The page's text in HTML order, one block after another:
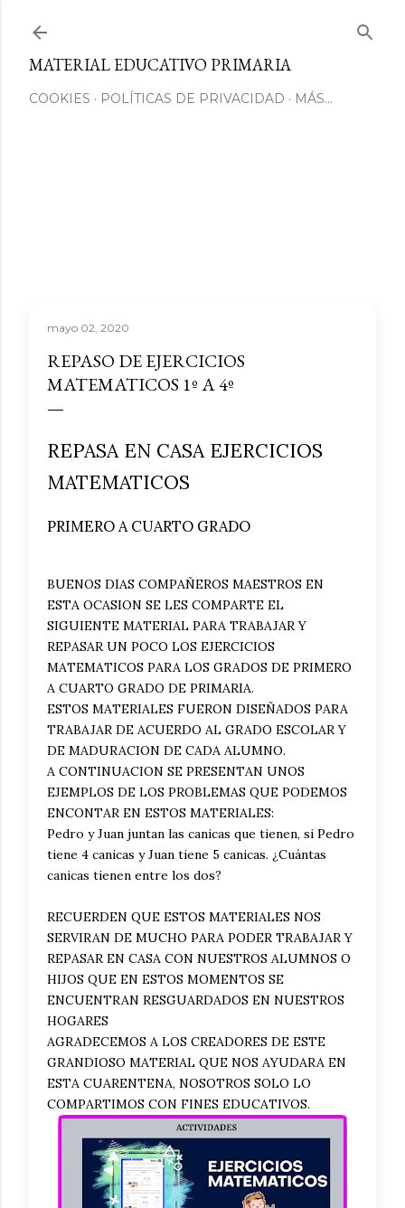
MATERIAL EDUCATIVO PRIMARIA
COOKIES POLÍTICAS DE PRIVACIDAD MÁS…
mayo 02, 2020
REPASO DE EJERCICIOS
MATEMATICOS 1º A 4º
REPASA EN CASA EJERCICIOS
MATEMATICOS
PRIMERO A CUARTO GRADO
BUENOS DIAS COMPAÑEROS MAESTROS EN
ESTA OCASION SE LES COMPARTE EL
SIGUIENTE MATERIAL PARA TRABAJAR Y
REPASAR UN POCO LOS EJERCICIOS
MATEMATICOS PARA LOS GRADOS DE PRIMERO
A CUARTO GRADO DE PRIMARIA.
ESTOS MATERIALES FUERON DISEÑADOS PARA
TRABAJAR DE ACUERDO AL GRADO ESCOLAR Y
DE MADURACION DE CADA ALUMNO.
A CONTINUACION SE PRESENTAN UNOS
EJEMPLOS DE LOS PROBLEMAS QUE PODEMOS
ENCONTAR EN ESTOS MATERIALES:
Pedro y Juan juntan las canicas que tienen, si Pedro
tiene 4 canicas y Juan tiene 5 canicas. ¿Cuántas
canicas tienen entre los dos?
RECUERDEN QUE ESTOS MATERIALES NOS
SERVIRAN DE MUCHO PARA PODER TRABAJAR Y
REPASAR EN CASA CON NUESTROS ALUMNOS O
HIJOS QUE EN ESTOS MOMENTOS SE
ENCUENTRAN RESGUARDADOS EN NUESTROS
HOGARES
AGRADECEMOS A LOS CREADORES DE ESTE
GRANDIOSO MATERIAL QUE NOS AYUDARA EN
ESTA CUARENTENA, NOSOTROS SOLO LO
COMPARTIMOS CON FINES EDUCATIVOS.